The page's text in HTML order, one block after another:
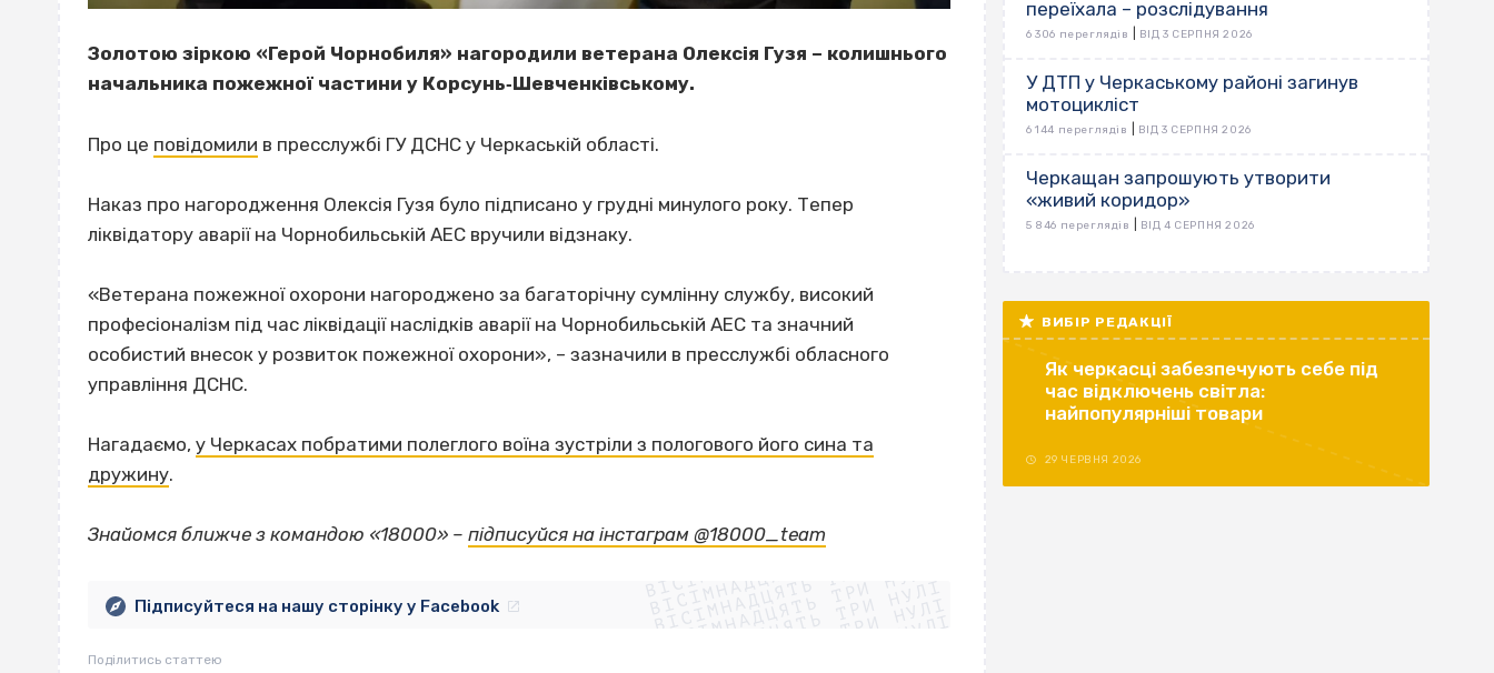
Золотою зіркою «Герой Чорнобиля» нагородили ветерана Олексія Гузя – колишнього
начальника пожежної частини у Корсунь‐Шевченківському.
Про це повідомили в пресслужбі ГУ ДСНС у Черкаській області.
Наказ про нагородження Олексія Гузя було підписано у грудні минулого року. Тепер
ліквідатору аварії на Чорнобильській АЕС вручили відзнаку.
«Ветерана пожежної охорони нагороджено за багаторічну сумлінну службу, високий
професіоналізм під час ліквідації наслідків аварії на Чорнобильській АЕС та значний
особистий внесок у розвиток пожежної охорони», – зазначили в пресслужбі обласного
управління ДСНС.
Нагадаємо, у Черкасах побратими полеглого воїна зустріли з пологового його сина та
дружину.
Знайомся ближче з командою «18000» – підписуйся на інстаграм @18000_team
ВІСІМНАДЦЯТЬ ТРИ НУЛІ
ВІСІМНАДЦЯТЬ ТРИ НУЛІ
ВІСІМНАДЦЯТЬ ТРИ НУЛІ
ВІСІМНАДЦЯТЬ ТРИ НУЛІ
ВІСІМНАДЦЯТЬ ТРИ НУЛІ
ВІСІМНАДЦЯТЬ ТРИ НУЛІ
Підписуйтеся на нашу сторінку у Facebook
Поділитись статтею
переїхала – розслідування
6 306 переглядів ВІД 3 СЕРПНЯ 2026
У ДТП у Черкаському районі загинув
мотоцикліст
6 144 переглядів ВІД 3 СЕРПНЯ 2026
Черкащан запрошують утворити
«живий коридор»
5 846 переглядів ВІД 4 СЕРПНЯ 2026
ВИБІР РЕДАКЦІЇ
Як черкасці забезпечують себе під
час відключень світла:
найпопулярніші товари
29 ЧЕРВНЯ 2026